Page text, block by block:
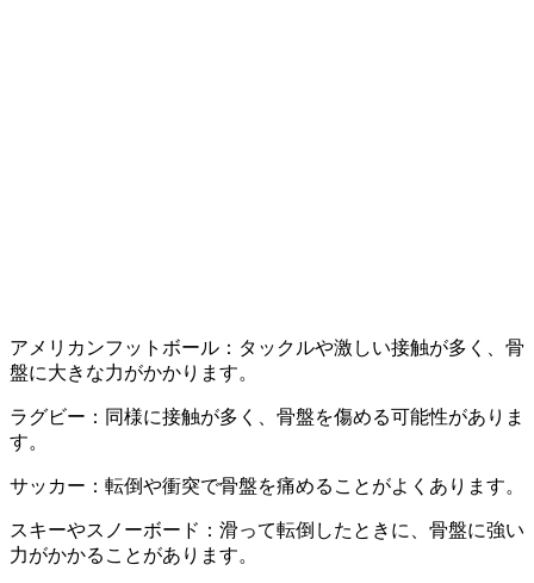
アメリカンフットボール：タックルや激しい接触が多く、骨
盤に大きな力がかかります。
ラグビー：同様に接触が多く、骨盤を傷める可能性がありま
す。
サッカー：転倒や衝突で骨盤を痛めることがよくあります。
スキーやスノーボード：滑って転倒したときに、骨盤に強い
力がかかることがあります。